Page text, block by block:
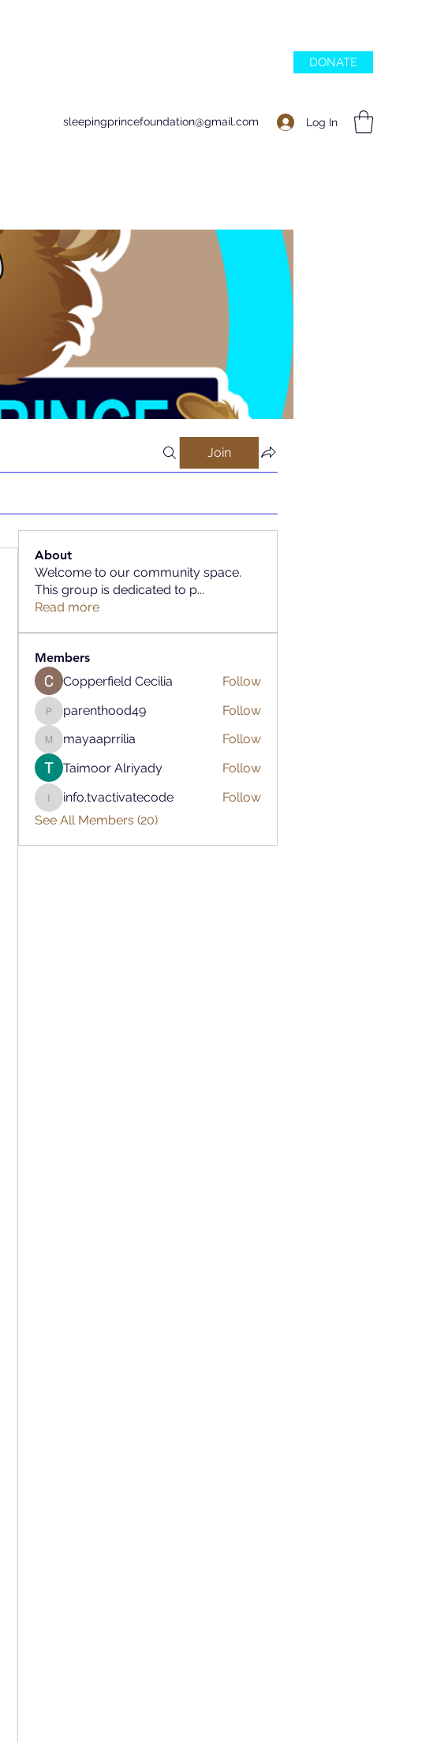
DONATE
sleepingprincefoundation@gmail.com Log In
Join
About
Welcome to our community space.
This group is dedicated to p...
Read more
Members
Copperfield Cecilia
Follow
parenthood49
parenthood49 Follow
mayaaprrilia
mayaaprrilia
Follow
Taimoor Alriyady
Follow
info.tvactivatecode
info.tvactivatecode
Follow
See All Members (20)